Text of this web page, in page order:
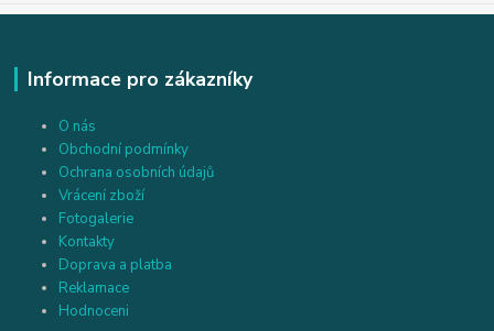
Informace pro zákazníky
O nás
Obchodní podmínky
Ochrana osobních údajů
Vrácení zboží
Fotogalerie
Kontakty
Doprava a platba
Reklamace
Hodnoceni